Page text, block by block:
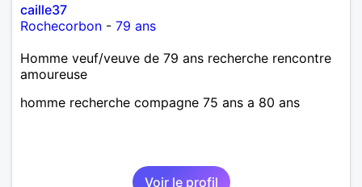
caille37
Rochecorbon - 79 ans
Homme veuf/veuve de 79 ans recherche rencontre
amoureuse
homme recherche compagne 75 ans a 80 ans
Voir le profil